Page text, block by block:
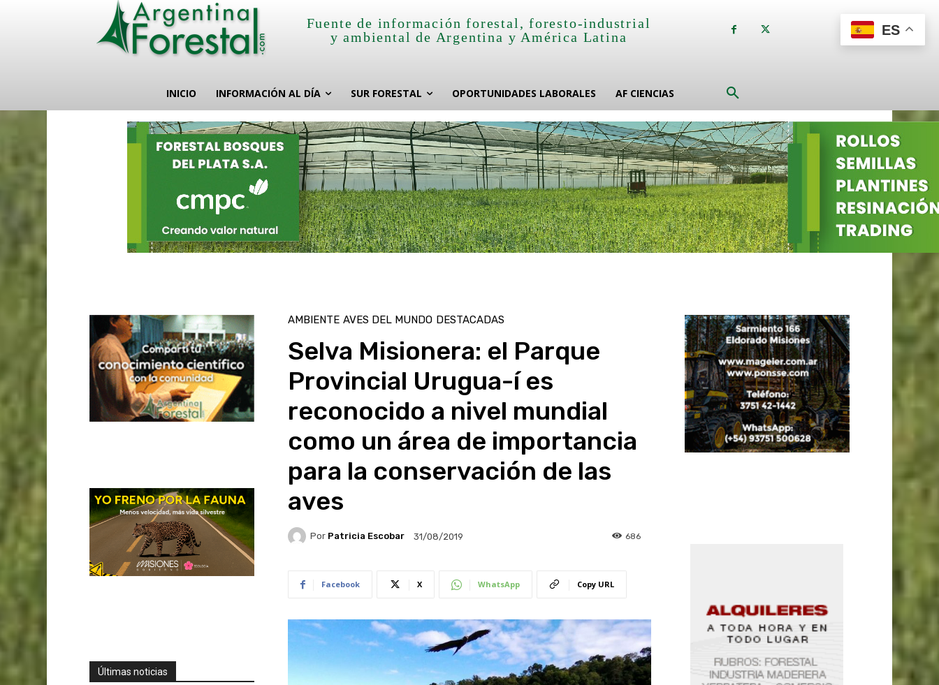
Fuente de información forestal, foresto-industrial
y ambiental de Argentina y América Latina
INICIO INFORMACIÓN AL DÍA SUR FORESTAL OPORTUNIDADES LABORALES AF CIENCIAS
Últimas noticias
AMBIENTE AVES DEL MUNDO DESTACADAS
Selva Misionera: el Parque
Provincial Urugua-í es
reconocido a nivel mundial
como un área de importancia
para la conservación de las
aves
Por Patricia Escobar 31/08/2019 686
Facebook X WhatsApp Copy URL
ES